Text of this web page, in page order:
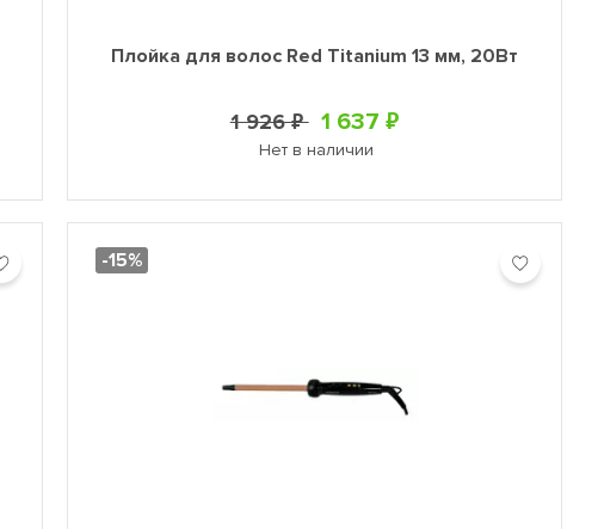
Плойка для волос Red Titanium 13 мм, 20Вт
1 926 ₽ 1 637 ₽
Нет в наличии
-15%